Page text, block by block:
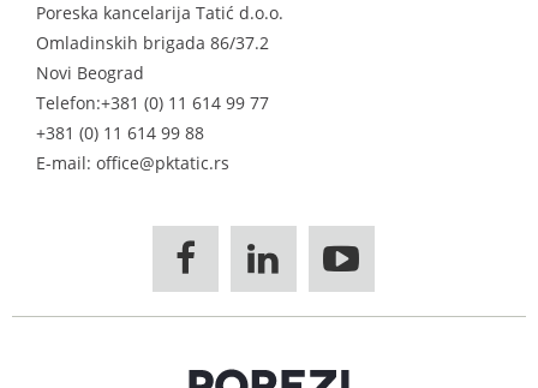
Poreska kancelarija Tatić d.o.o.
Omladinskih brigada 86/37.2
Novi Beograd
Telefon:+381 (0) 11 614 99 77
+381 (0) 11 614 99 88
E-mail: office@pktatic.rs
  